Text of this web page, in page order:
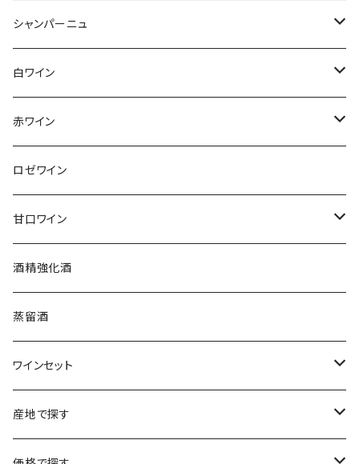
シャンパーニュ
アンリ・ジロー
アンリ・ビリオ・フィス
エティエンヌ・ルフェーヴル
クリスチャン・ゴセ
クロード・カザル
ジェローム・ルフェーヴル
シャルトーニュ・タイエ
シャルル・エドシック
白ワイン
フランス
アルザス
ブルゴーニュ
ロワール
ドイツ
オーストラリア
ニュージーランド
南アフリカ
チリ
スロヴァキア
赤ワイン
フランス
アルザス
シュッド・ウエスト
スロヴァキア
オーストラリア
ニュージーランド
南アフリカ
チリ
ロゼワイン
甘口ワイン
フランス
ソーテルヌ
酒精強化酒
蒸留酒
ワインセット
福袋
産地で探す